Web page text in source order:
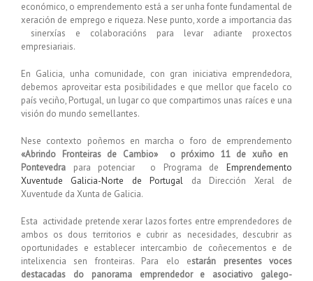
económico, o emprendemento está a ser unha fonte fundamental de
xeración de emprego e riqueza. Nese punto, xorde a importancia das
sinerxías e colaboracións para levar adiante proxectos
empresiariais.
En Galicia, unha comunidade, con gran iniciativa emprendedora,
debemos aproveitar esta posibilidades e que mellor que facelo co
país veciño, Portugal, un lugar co que compartimos unas raíces e una
visión do mundo semellantes.
Nese contexto poñemos en marcha o foro de emprendemento
«Abrindo Fronteiras de Cambio» o próximo 11 de xuño en
Pontevedra para potenciar o Programa de Emprendemento
Xuventude Galicia-Norte de Portugal da Dirección Xeral de
Xuventude da Xunta de Galicia.
Esta actividade pretende xerar lazos fortes entre emprendedores de
ambos os dous territorios e cubrir as necesidades, descubrir as
oportunidades e establecer intercambio de coñecementos e de
intelixencia sen fronteiras. Para elo estarán presentes voces
destacadas do panorama emprendedor e asociativo galego-